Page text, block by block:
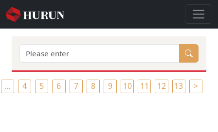
… 4 5 6 7 8 9 10 11 12 13 >